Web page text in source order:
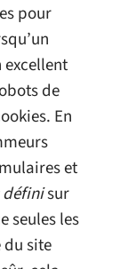
pour
excellent
de
En
et
définisur
seules les
du site